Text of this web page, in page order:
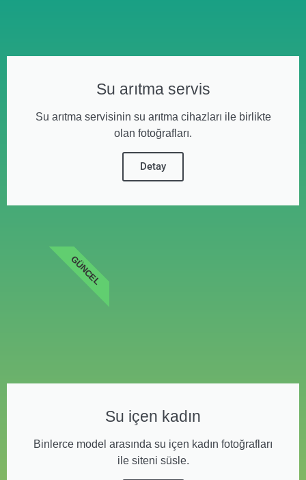
Su arıtma servis
Su arıtma servisinin su arıtma cihazları ile birlikte
olan fotoğrafları.
Detay
Su içen kadın
Binlerce model arasında su içen kadın fotoğrafları
ile siteni süsle.
GÜNCEL